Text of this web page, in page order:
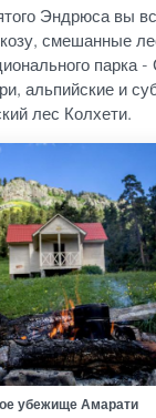
Эндрюса вы
смешанные
парка -
альпийские и
лес Колхети.
убежище Амарати